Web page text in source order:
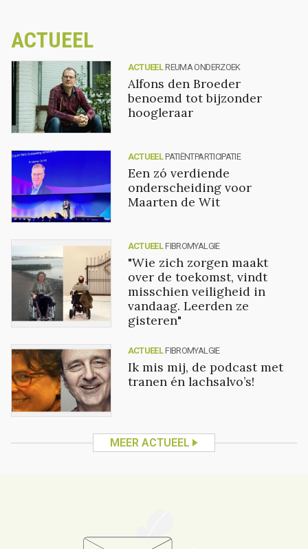
ACTUEEL
ACTUEEL REUMA ONDERZOEK
Alfons den Broeder
benoemd tot bijzonder
hoogleraar
ACTUEEL PATIËNTPARTICIPATIE
Een zó verdiende
onderscheiding voor
Maarten de Wit
ACTUEEL FIBROMYALGIE
"Wie zich zorgen maakt
over de toekomst, vindt
misschien veiligheid in
vandaag. Leerden ze
gisteren"
ACTUEEL FIBROMYALGIE
Ik mis mij, de podcast met
tranen én lachsalvo’s!
MEER ACTUEEL